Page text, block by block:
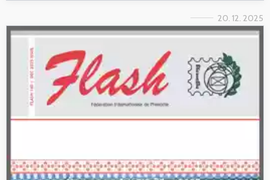
20. 12. 2025